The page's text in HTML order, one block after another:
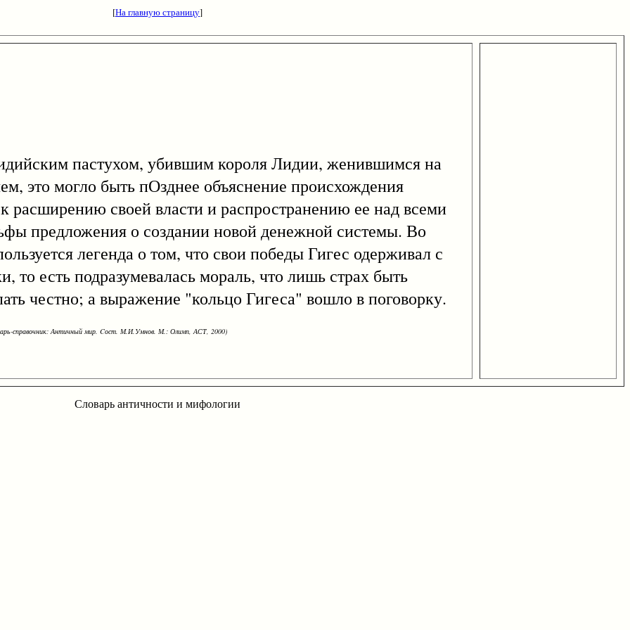
[На главную страницу]
пастухом, убившим короля Лидии, женившимся на
это могло быть пОзднее объяснение происхождения
расширению своей власти и распространению ее над всеми
предложения о создании новой денежной системы. Во
легенда о том, что свои победы Гигес одерживал с
есть подразумевалась мораль, что лишь страх быть
честно; а выражение "кольцо Гигеса" вошло в поговорку.
справочник: Античный мир. Cост. М.И.Умнов. М.: Олимп, АСТ, 2000)
Словарь античности и мифологии